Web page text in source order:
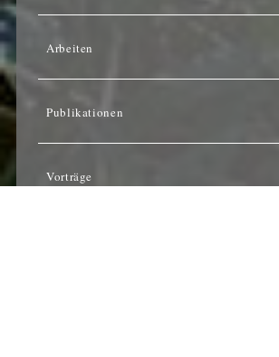
Arbeiten
Publikationen
Vorträge